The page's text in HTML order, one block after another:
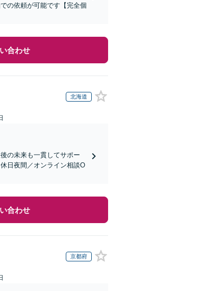
の依頼が可能です【完全個
合わせ
北海道
の未来も一貫してサポー
日夜間／オンライン相談O
合わせ
京都府